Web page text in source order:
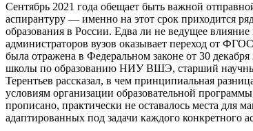
Сентябрь 2021 года обещает быть важной
аспирантуру — именно на этот срок приходится
образования в России. Едва ли не ведущее
администраторов вузов оказывает переход от
была отражена в Федеральном законе от 30
школы по образованию НИУ ВШЭ, старший
Терентьев рассказал, в чем принципиальная
условиям организации образовательной
прописано, практически не оставалось места для
адаптированных под задачи каждого конкретного